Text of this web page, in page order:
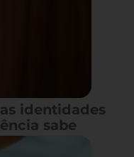
identidades
sabe